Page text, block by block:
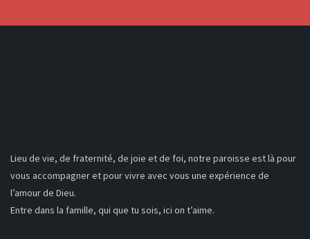
Lieu de vie, de fraternité, de joie et de foi, notre paroisse est là pour
vous accompagner et pour vivre avec vous une expérience de
l’amour de Dieu.
Entre dans la famille, qui que tu sois, ici on t’aime.